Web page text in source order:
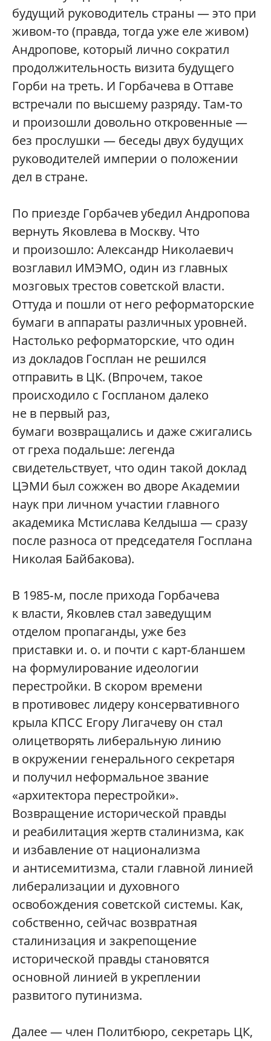
будущий руководитель страны — это при
живом‑то (правда, тогда уже еле живом)
Андропове, который лично сократил
продолжительность визита будущего
Горби на треть. И Горбачева в Оттаве
встречали по высшему разряду. Там‑то
и произошли довольно откровенные —
без прослушки — беседы двух будущих
руководителей империи о положении
дел в стране.
По приезде Горбачев убедил Андропова
вернуть Яковлева в Москву. Что
и произошло: Александр Николаевич
возглавил ИМЭМО, один из главных
мозговых трестов советской власти.
Оттуда и пошли от него реформаторские
бумаги в аппараты различных уровней.
Настолько реформаторские, что один
из докладов Госплан не решился
отправить в ЦК. (Впрочем, такое
происходило с Госпланом далеко
не в первый раз,
бумаги возвращались и даже сжигались
от греха подальше: легенда
свидетельствует, что один такой доклад
ЦЭМИ был сожжен во дворе Академии
наук при личном участии главного
академика Мстислава Келдыша — сразу
после разноса от председателя Госплана
Николая Байбакова).
В 1985‑м, после прихода Горбачева
к власти, Яковлев стал заведущим
отделом пропаганды, уже без
приставки и. о. и почти с карт-бланшем
на формулирование идеологии
перестройки. В скором времени
в противовес лидеру консервативного
крыла КПСС Егору Лигачеву он стал
олицетворять либеральную линию
в окружении генерального секретаря
и получил неформальное звание
«архитектора перестройки».
Возвращение исторической правды
и реабилитация жертв сталинизма, как
и избавление от национализма
и антисемитизма, стали главной линией
либерализации и духовного
освобождения советской системы. Как,
собственно, сейчас возвратная
сталинизация и закрепощение
исторической правды становятся
основной линией в укреплении
развитого путинизма.
Далее — член Политбюро, секретарь ЦК,